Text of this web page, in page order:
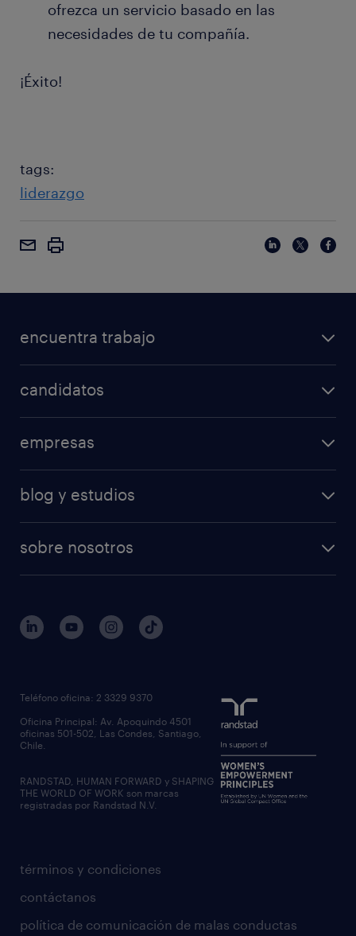
ofrezca un servicio basado en las
necesidades de tu compañía.
¡Éxito!
tags:
liderazgo
encuentra trabajo
candidatos
empresas
blog y estudios
sobre nosotros
términos y condiciones
contáctanos
política de comunicación de malas conductas
Teléfono oficina: 2 3329 9370
Oficina Principal: Av. Apoquindo 4501
oficinas 501-502, Las Condes, Santiago,
Chile.
RANDSTAD, HUMAN FORWARD y SHAPING
THE WORLD OF WORK son marcas
registradas por Randstad N.V.